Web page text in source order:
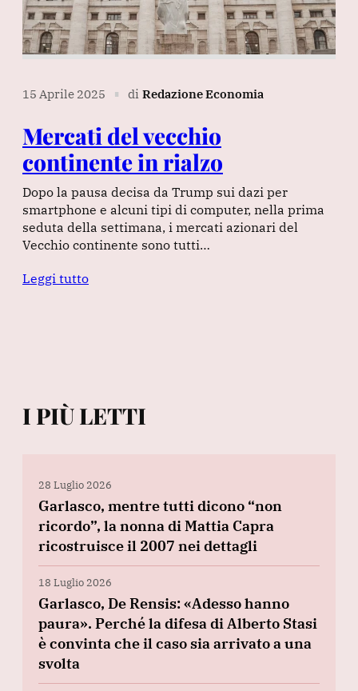
15 Aprile 2025 ∎ di Redazione Economia
Mercati del vecchio
continente in rialzo
Dopo la pausa decisa da Trump sui dazi per
smartphone e alcuni tipi di computer, nella prima
seduta della settimana, i mercati azionari del
Vecchio continente sono tutti…
Leggi tutto
I PIÙ LETTI
28 Luglio 2026
Garlasco, mentre tutti dicono “non
ricordo”, la nonna di Mattia Capra
ricostruisce il 2007 nei dettagli
18 Luglio 2026
Garlasco, De Rensis: «Adesso hanno
paura». Perché la difesa di Alberto Stasi
è convinta che il caso sia arrivato a una
svolta